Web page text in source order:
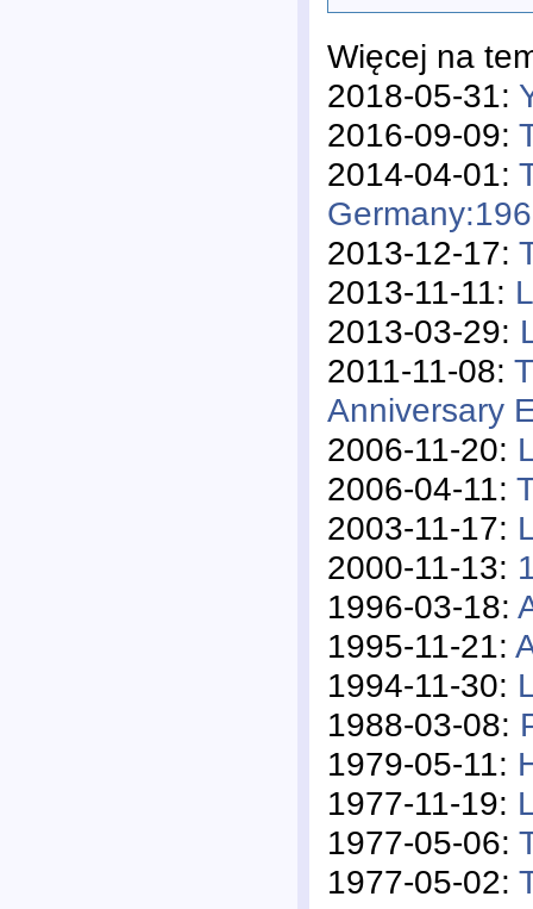
Więcej na
2018-05-31:
2016-09-09:
2014-04-01:
2013-12-17:
2013-11-11:
2013-03-29:
2011-11-08:
Anniversary
2006-11-20:
2006-04-11:
2003-11-17:
2000-11-13:
1996-03-18:
1995-11-21:
1994-11-30:
1988-03-08:
1979-05-11:
1977-11-19:
1977-05-06:
1977-05-02: